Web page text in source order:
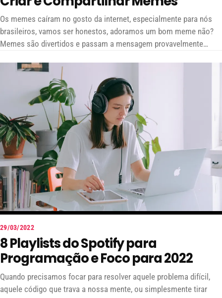
Os memes caíram no gosto da internet, especialmente para nós
brasileiros, vamos ser honestos, adoramos um bom meme não?
Memes são divertidos e passam a mensagem provavelmente
mil palavras. Você já se pegou procurando aquele meme antigo?
Ou então querendo criar um meme customizado para mandar para
algum grupo no zapzap? Pois bem, vamos facilitar sua vida com
uma lista dos 6 melhores sites para você encontrar e criar memes
online! Nada de baixar Photoshop ou qualquer outro programa
para isso.
29/03/2022
8 Playlists do Spotify para
Programação e Foco para 2022
Quando precisamos focar para resolver aquele problema difícil,
aquele código que trava a nossa mente, ou simplesmente tirar